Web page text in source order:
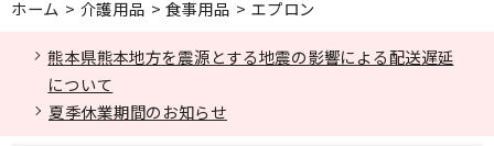
ホーム > 介護用品 > 食事用品 > エプロン
熊本県熊本地方を震源とする地震の影響による配送遅延
について
夏季休業期間のお知らせ